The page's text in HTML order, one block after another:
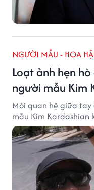
NGƯỜI MẪU - HOA
Loạt ảnh hẹn
người mẫu Kim
Mối quan hệ giữa
mẫu Kim Kardashian